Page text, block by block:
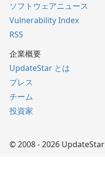
ソフトウェアニュース
Vulnerability Index
RSS
企業概要
UpdateStar とは
プレス
チーム
投資家
© 2008 - 2026 UpdateStar